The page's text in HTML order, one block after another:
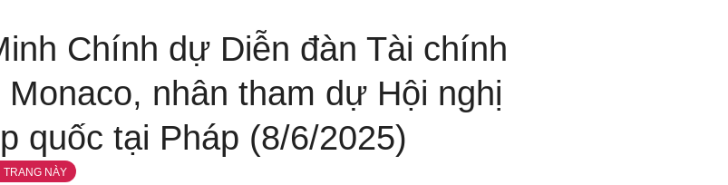
Chính dự Diễn đàn Tài chính
nhân tham dự Hội nghị
quốc tại Pháp (8/6/2025)
TRANG NÀY